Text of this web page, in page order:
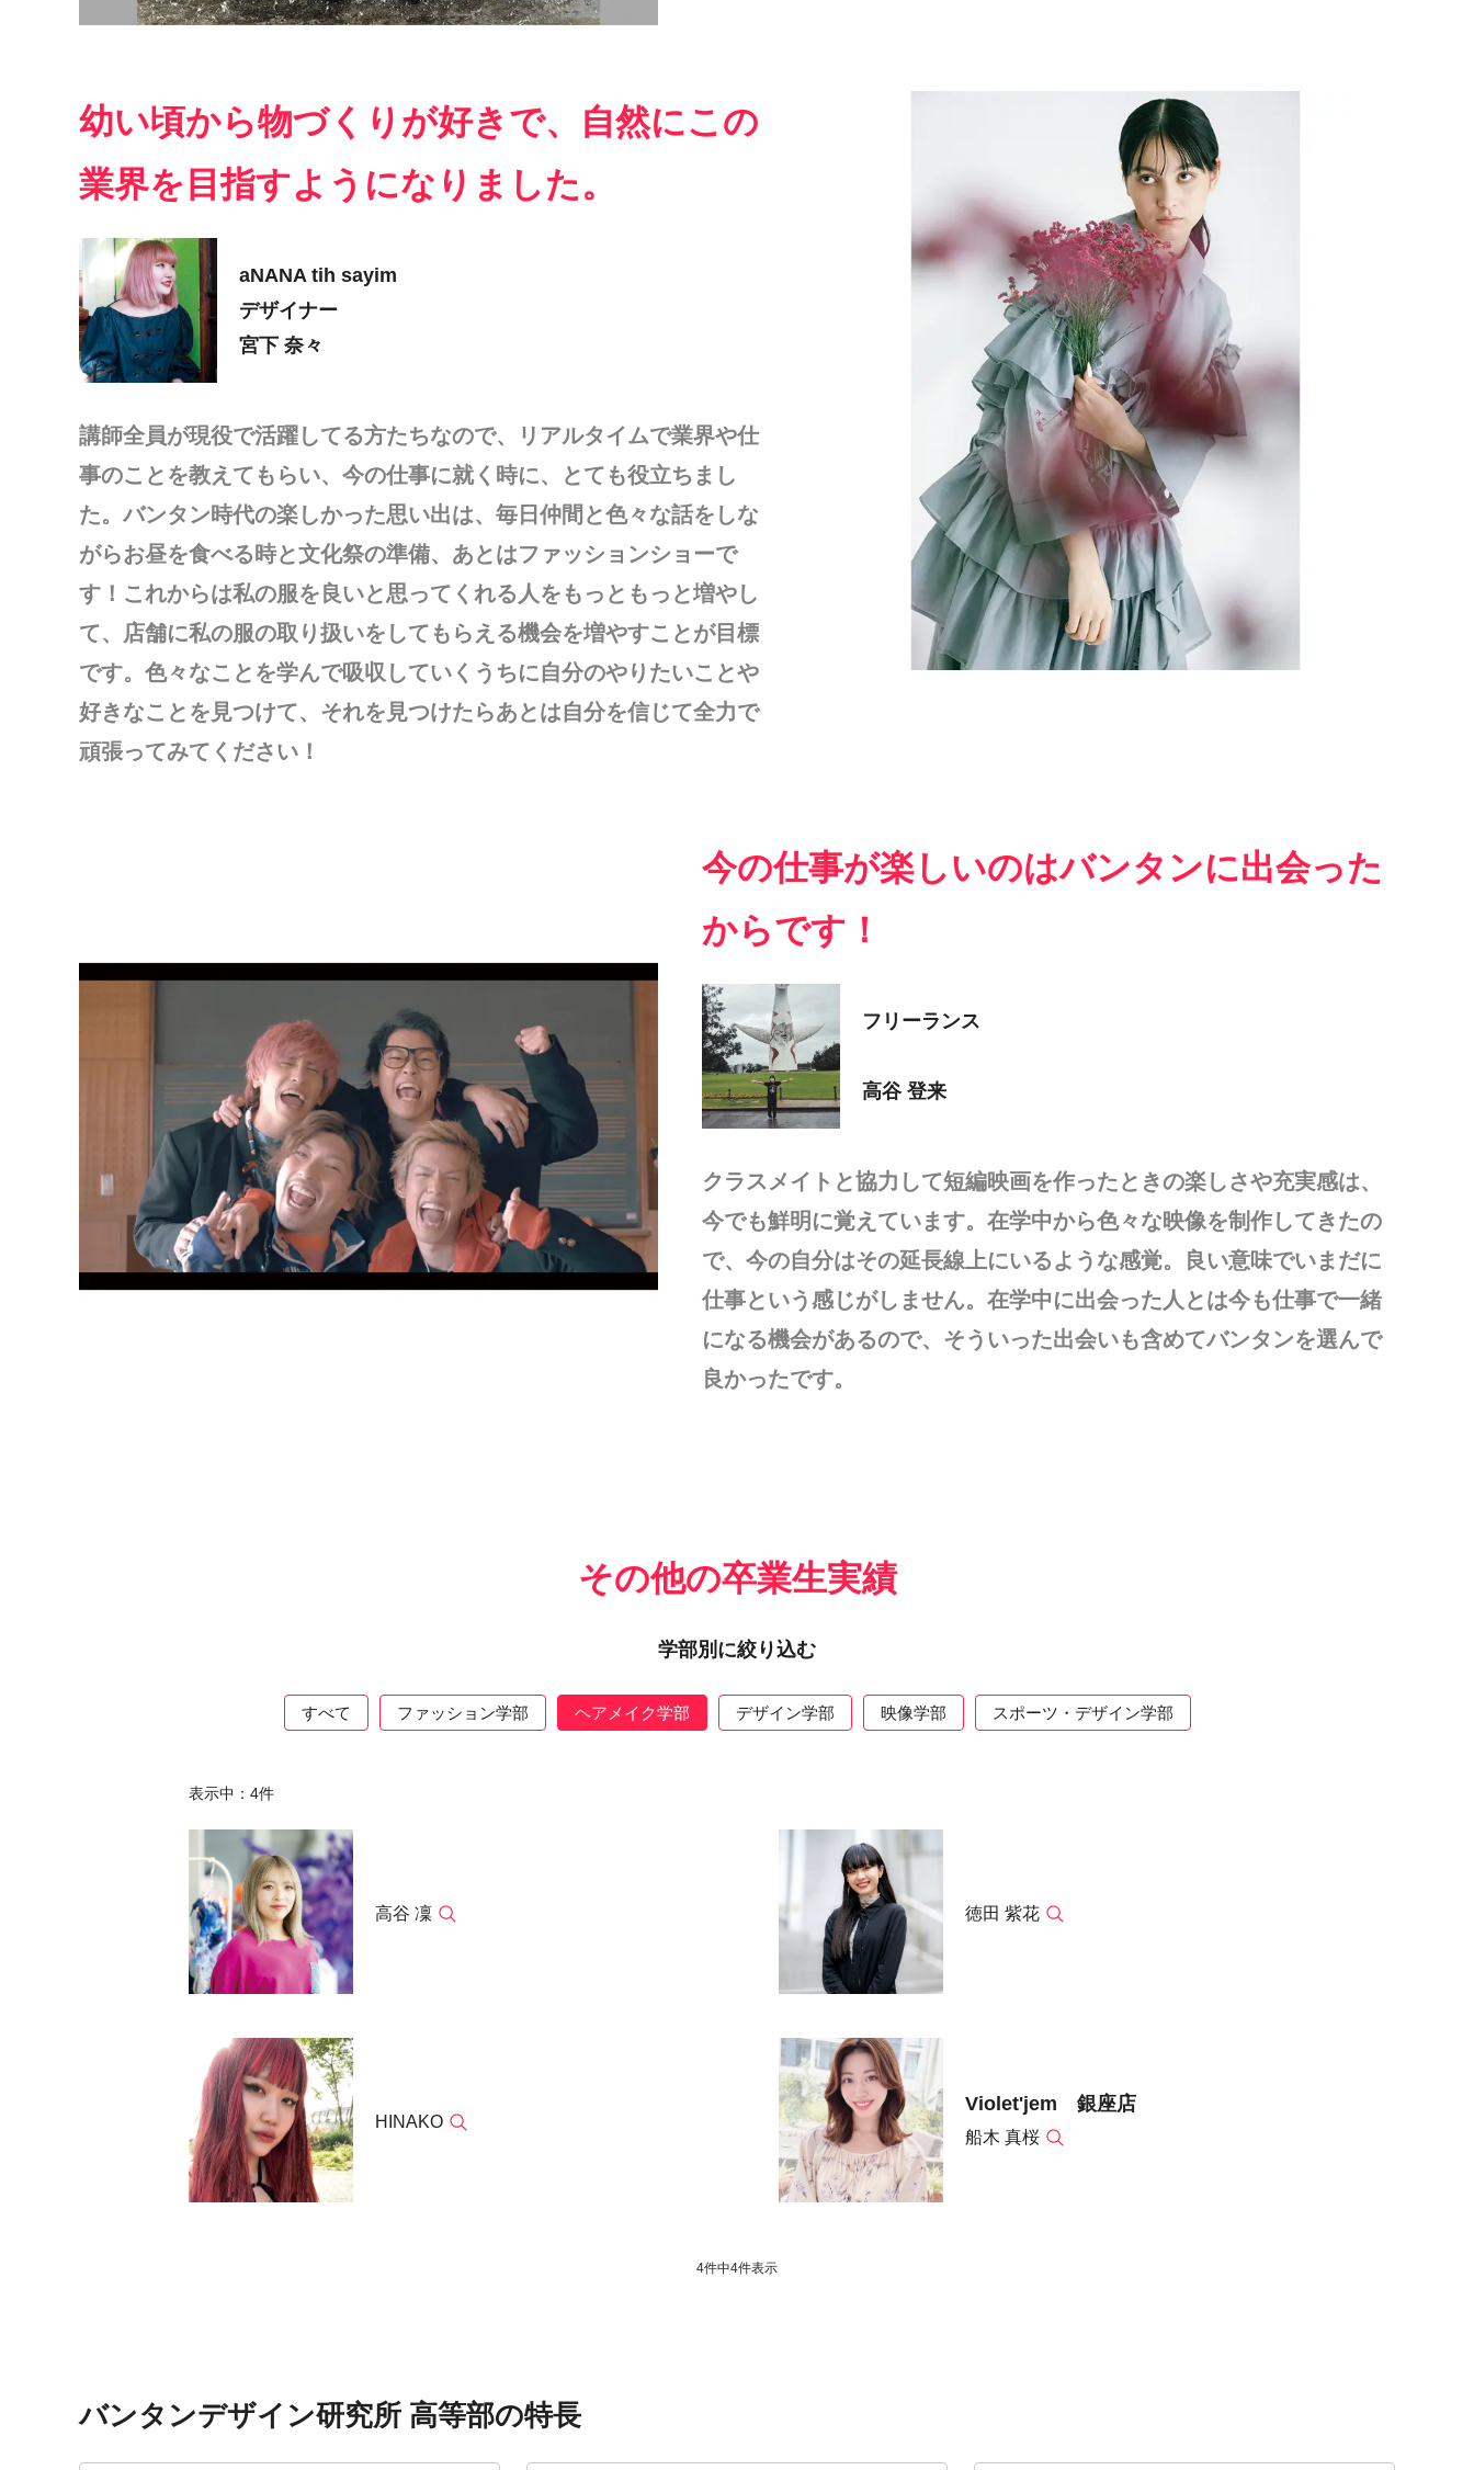
幼い頃から物づくりが好きで、自然にこの
業界を目指すようになりました。
aNANA tih sayim
デザイナー
宮下 奈々
講師全員が現役で活躍してる方たちなので、リアルタイムで業界や仕
事のことを教えてもらい、今の仕事に就く時に、とても役立ちまし
た。バンタン時代の楽しかった思い出は、毎日仲間と色々な話をしな
がらお昼を食べる時と文化祭の準備、あとはファッションショーで
す！これからは私の服を良いと思ってくれる人をもっともっと増やし
て、店舗に私の服の取り扱いをしてもらえる機会を増やすことが目標
です。色々なことを学んで吸収していくうちに自分のやりたいことや
好きなことを見つけて、それを見つけたらあとは自分を信じて全力で
頑張ってみてください！
今の仕事が楽しいのはバンタンに出会った
からです！
フリーランス
高谷 登来
クラスメイトと協力して短編映画を作ったときの楽しさや充実感は、
今でも鮮明に覚えています。在学中から色々な映像を制作してきたの
で、今の自分はその延長線上にいるような感覚。良い意味でいまだに
仕事という感じがしません。在学中に出会った人とは今も仕事で一緒
になる機会があるので、そういった出会いも含めてバンタンを選んで
良かったです。
その他の卒業生実績
学部別に絞り込む
すべて ファッション学部 ヘアメイク学部 デザイン学部 映像学部 スポーツ・デザイン学部
表示中： 4件
高谷 凜 徳田 紫花
HINAKO
Violet'jem 銀座店
船木 真桜
4件中4件表示
バンタンデザイン研究所 高等部の特長